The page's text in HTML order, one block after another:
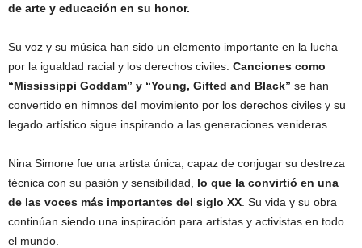
de arte y educación en su honor.
Su voz y su música han sido un elemento importante en la lucha
por la igualdad racial y los derechos civiles. Canciones como
“Mississippi Goddam” y “Young, Gifted and Black” se han
convertido en himnos del movimiento por los derechos civiles y su
legado artístico sigue inspirando a las generaciones venideras.
Nina Simone fue una artista única, capaz de conjugar su destreza
técnica con su pasión y sensibilidad, lo que la convirtió en una
de las voces más importantes del siglo XX. Su vida y su obra
continúan siendo una inspiración para artistas y activistas en todo
el mundo.